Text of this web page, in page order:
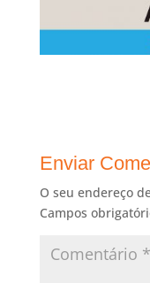
Enviar
O seu endereço
Campos